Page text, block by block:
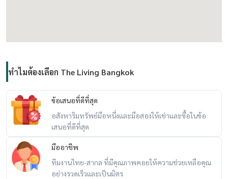
ทำไมต้องเลือก The Living Bangkok
ข้อเสนอที่ดีที่สุด
อสังหาริมทรัพย์มือหนึ่งและมือสองให้เช่าและซื้อในข้อ
เสนอที่ดีที่สุด
มืออาชีพ
ทีมงานไทย-สากล ที่มีคุณภาพคอยให้ความช่วยเหลือคุณ
อย่างรวดเร็วและเป็นมิตร